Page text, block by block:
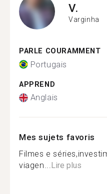
V.
Varginha
PARLE COURAMMENT
Portugais
APPREND
Anglais
Mes sujets favoris
Filmes e
viagen...Lire plus